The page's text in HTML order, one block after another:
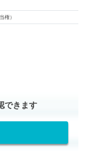
権）
できます